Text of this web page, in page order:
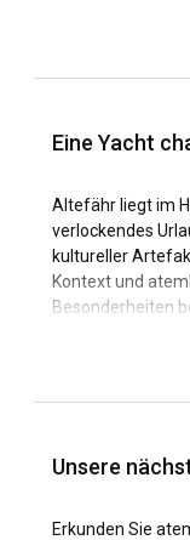
Eine Yacht
Altefähr liegt im
verlockendes
kultureller
Kontext und
Besonderheiten
Erlebnis von
bieten einen
Als Segelziel
Gebiet bietet
Unsere
Erkunden Sie